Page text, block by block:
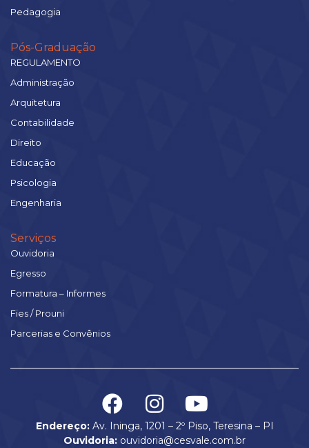
Pedagogia
Pós-Graduação
REGULAMENTO
Administração
Arquitetura
Contabilidade
Direito
Educação
Psicologia
Engenharia
Serviços
Ouvidoria
Egresso
Formatura – Informes
Fies / Prouni
Parcerias e Convênios
Endereço:Av. Ininga, 1201 – 2º Piso, Teresina – PI
Ouvidoria: ouvidoria@cesvale.com.br